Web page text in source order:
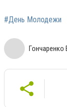
#День Молодежи
Гончаренко